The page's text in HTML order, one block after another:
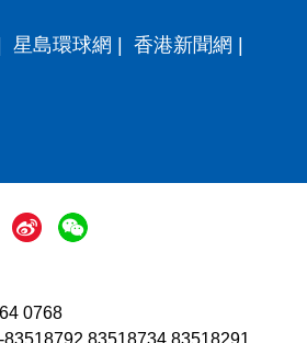
星島環球網 | 香港新聞網 |
0768
83518792 83518734 83518291